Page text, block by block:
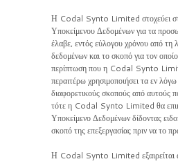
Η Codal Synto Limited στοχεύει
Υποκείμενου Δεδομένων για τα
έλαβε, εντός εύλογου χρόνου από
δεδομένων και το σκοπό για τον
περίπτωση που η Codal Synto
περαιτέρω χρησιμοποιήσει τα εν
διαφορετικούς σκοπούς από αυτούς
τότε η Codal Synto Limited θα
Υποκείμενο Δεδομένων δίδοντας
σκοπό της επεξεργασίας πριν να το
Η Codal Synto Limited εξαιρείται